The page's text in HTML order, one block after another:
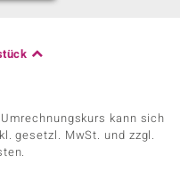
kann sich
gesetzl. MwSt. und zzgl.